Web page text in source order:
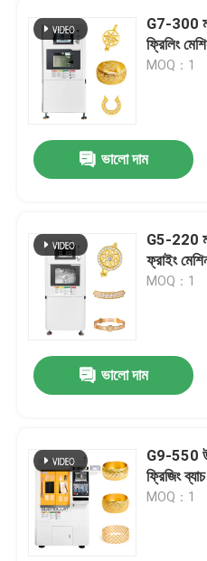
G7-300
ফ্রিলিং
MOQ：1
ভালো দাম
G5-220
ফ্রাইং
MOQ：1
ভালো দাম
G9-550
ফ্রিজিং
MOQ：1